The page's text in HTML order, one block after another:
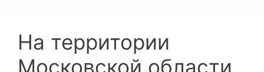
На территории
Московской области